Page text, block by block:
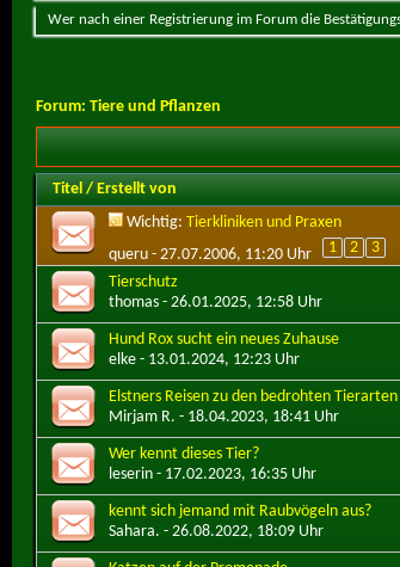
Wer nach einer Registrierung im Forum die
Forum: Tiere und Pflanzen
Titel / Erstellt von
Wichtig: Tierkliniken und Praxen
queru - 27.07.2006, 11:20 Uhr 1 2 3
Tierschutz
thomas - 26.01.2025, 12:58 Uhr
Hund Rox sucht ein neues Zuhause
elke - 13.01.2024, 12:23 Uhr
Elstners Reisen zu den bedrohten
Mirjam R. - 18.04.2023, 18:41 Uhr
Wer kennt dieses Tier?
leserin - 17.02.2023, 16:35 Uhr
kennt sich jemand mit Raubvögeln aus?
Sahara. - 26.08.2022, 18:09 Uhr